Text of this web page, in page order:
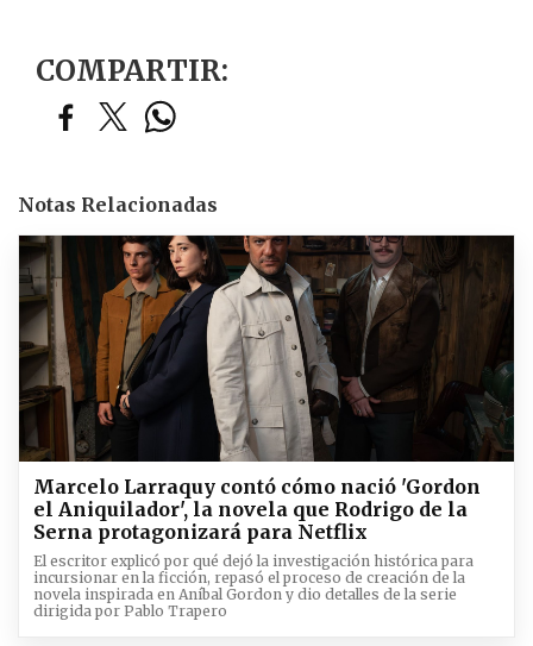
COMPARTIR:
Notas Relacionadas
Marcelo Larraquy contó cómo nació 'Gordon
el Aniquilador', la novela que Rodrigo de la
Serna protagonizará para Netflix
El escritor explicó por qué dejó la investigación histórica para
incursionar en la ficción, repasó el proceso de creación de la
novela inspirada en Aníbal Gordon y dio detalles de la serie
dirigida por Pablo Trapero